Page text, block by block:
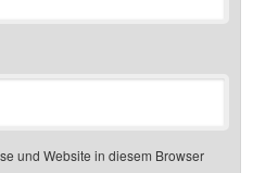
und Website in diesem Browser